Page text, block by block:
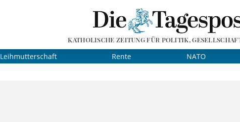
KATHOLISCHE ZEITUNG FÜR POLITIK,
Leihmutterschaft Rente NATO